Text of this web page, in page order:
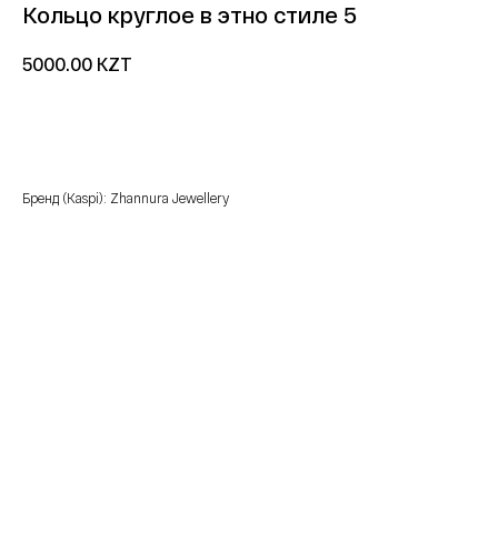
Кольцо круглое в этно стиле 5
5000.00 KZT
Бренд (Kaspi): Zhannura Jewellery